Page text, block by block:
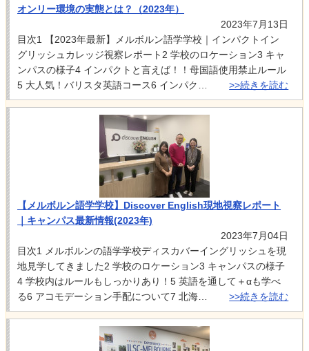
オンリー環境の実態とは？（2023年）
2023年7月13日
目次1 【2023年最新】メルボルン語学学校｜インパクトイン
グリッシュカレッジ視察レポート2 学校のロケーション3 キャ
ンパスの様子4 インパクトと言えば！！母国語使用禁止ルール
5 大人気！バリスタ英語コース6 インパク…
>>続きを読む
【メルボルン語学学校】Discover English現地視察レポート
｜キャンパス最新情報(2023年)
2023年7月04日
目次1 メルボルンの語学学校ディスカバーイングリッシュを現
地見学してきました2 学校のロケーション3 キャンパスの様子
4 学校内はルールもしっかりあり！5 英語を通して＋αも学べ
る6 アコモデーション手配について7 北海…
>>続きを読む